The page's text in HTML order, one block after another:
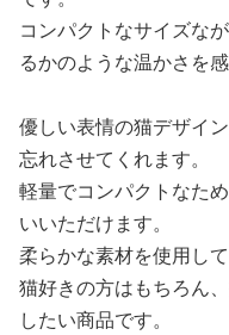
コンパクトなサイズな
るかのような温かさを感
優しい表情の猫デザイ
忘れさせてくれます。
軽量でコンパクトなた
いいただけます。
柔らかな素材を使用し
猫好きの方はもちろん
したい商品です。